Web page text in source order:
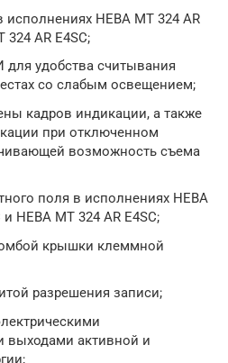
исполнениях НЕВА МТ 324 AR
AR E4SC;
удобства считывания
со слабым освещением;
кадров индикации, а также
при отключенном
возможность съема
поля в исполнениях НЕВА
и НЕВА МТ 324 AR E4SC;
крышки клеммной
разрешения записи;
выходами активной и